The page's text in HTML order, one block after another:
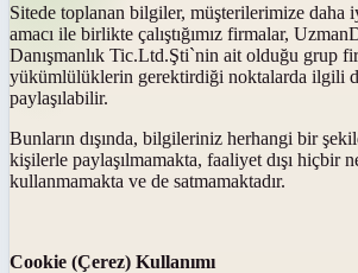
Sitede toplanan bilgiler, müşterilerimize daha
amacı ile birlikte çalıştığımız firmalar,
Danışmanlık Tic.Ltd.Şti`nin ait olduğu grup
yükümlülüklerin gerektirdiği noktalarda ilgili
paylaşılabilir.
Bunların dışında, bilgileriniz herhangi bir
kişilerle paylaşılmamakta, faaliyet dışı hiçbir
kullanmamakta ve de satmamaktadır.
Cookie (Çerez) Kullanımı